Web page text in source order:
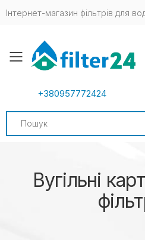
Інтернет-магазин фільтрів для
Toggle mobile
+380957772424
Search
Вугільні